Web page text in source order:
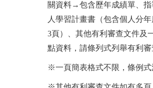
關資料→包含歷年成績單、
人學習計畫書（包含個人分
3頁）、其他有利審查文件及
點資料，請條列式列舉有利審
※一頁簡表格式不限，條例式